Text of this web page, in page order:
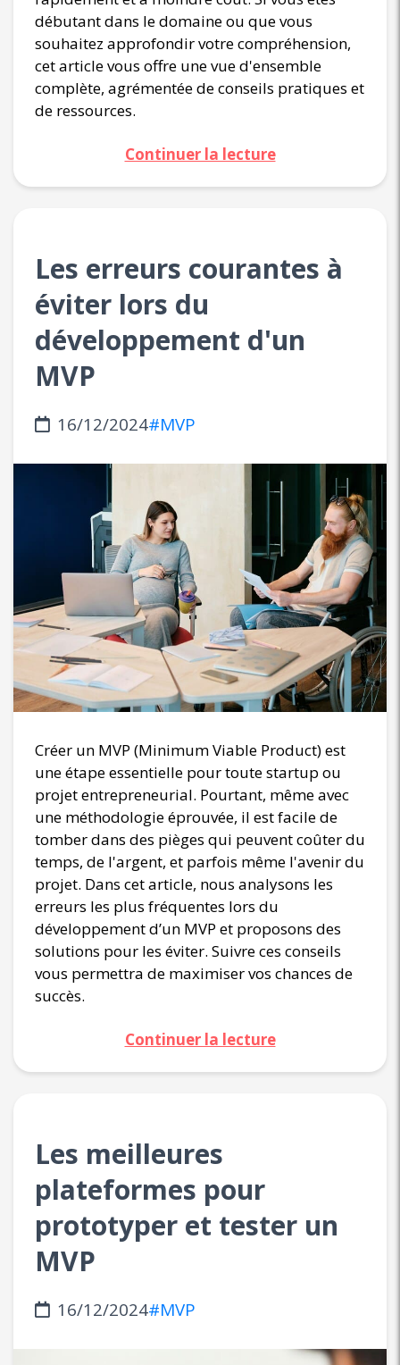
débutant dans le domaine ou que vous
souhaitez approfondir votre compréhension,
cet article vous offre une vue d'ensemble
complète, agrémentée de conseils pratiques et
de ressources.
Continuer la lecture
Les erreurs courantes à
éviter lors du
développement d'un
MVP
16/12/2024#MVP
Créer un MVP (Minimum Viable Product) est
une étape essentielle pour toute startup ou
projet entrepreneurial. Pourtant, même avec
une méthodologie éprouvée, il est facile de
tomber dans des pièges qui peuvent coûter du
temps, de l'argent, et parfois même l'avenir du
projet. Dans cet article, nous analysons les
erreurs les plus fréquentes lors du
développement d’un MVP et proposons des
solutions pour les éviter. Suivre ces conseils
vous permettra de maximiser vos chances de
succès.
Continuer la lecture
Les meilleures
plateformes pour
prototyper et tester un
MVP
16/12/2024#MVP